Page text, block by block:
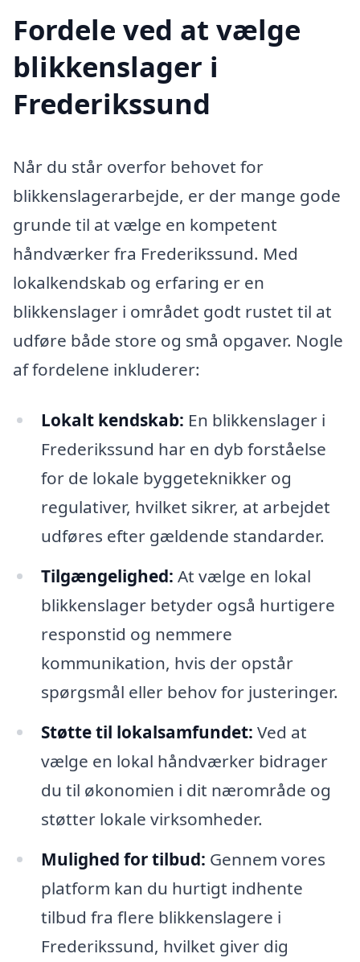
Fordele ved at vælge
blikkenslager i
Frederikssund
Når du står overfor behovet for
blikkenslagerarbejde, er der mange gode
grunde til at vælge en kompetent
håndværker fra Frederikssund. Med
lokalkendskab og erfaring er en
blikkenslager i området godt rustet til at
udføre både store og små opgaver. Nogle
af fordelene inkluderer:
Lokalt kendskab: En blikkenslager i
Frederikssund har en dyb forståelse
for de lokale byggeteknikker og
regulativer, hvilket sikrer, at arbejdet
udføres efter gældende standarder.
Tilgængelighed: At vælge en lokal
blikkenslager betyder også hurtigere
responstid og nemmere
kommunikation, hvis der opstår
spørgsmål eller behov for justeringer.
Støtte til lokalsamfundet: Ved at
vælge en lokal håndværker bidrager
du til økonomien i dit nærområde og
støtter lokale virksomheder.
Mulighed for tilbud: Gennem vores
platform kan du hurtigt indhente
tilbud fra flere blikkenslagere i
Frederikssund, hvilket giver dig